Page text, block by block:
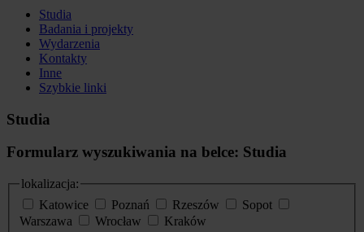
Studia
Badania i projekty
Wydarzenia
Kontakty
Inne
Szybkie linki
Studia
Formularz wyszukiwania na belce: Studia
lokalizacja:
Katowice
Poznań Rzeszów
Sopot
Warszawa
Wrocław Kraków